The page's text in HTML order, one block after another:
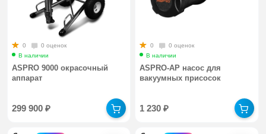
0
0 оценок
В наличии
ASPRO 9000 окрасочный
аппарат
299 900₽
0
0 оценок
В наличии
ASPRO-AP насос для
вакуумных присосок
1 230₽